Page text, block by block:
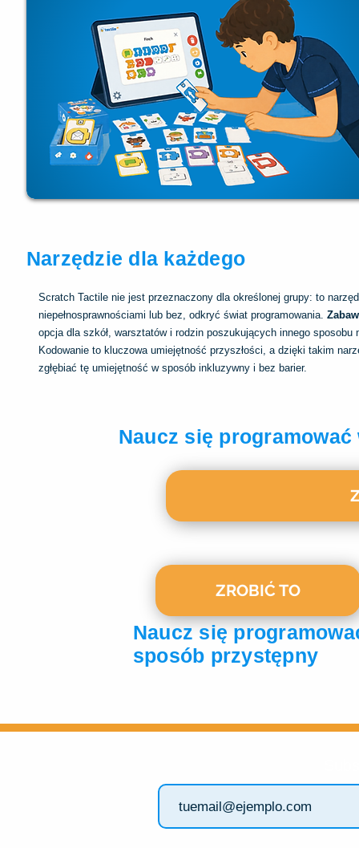
Narzędzie dla każdego
Scratch Tactile nie jest przeznaczony dla określonej grupy: to
niepełnosprawnościami lub bez, odkryć świat programowania.
opcja dla szkół, warsztatów i rodzin poszukujących innego
Kodowanie to kluczowa umiejętność przyszłości, a dzięki takim
zgłębiać tę umiejętność w sposób inkluzywny i bez barier.
Naucz się
ZROBIĆ TO
Naucz się
sposób przystępny